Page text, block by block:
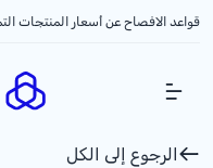
قواعد الافصاح عن أسعار المنتجات
Show Menu
الرجوع إلى الكل